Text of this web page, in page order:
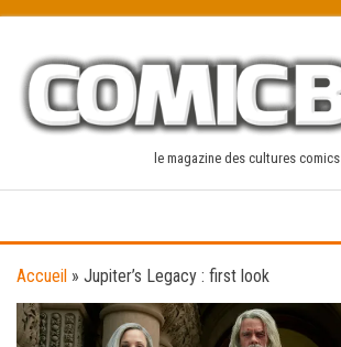
content
le magazine des cultures comics
Accueil » Jupiter’s Legacy : first look